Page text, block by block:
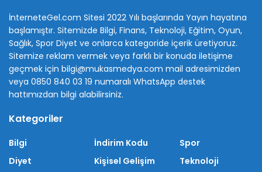
İnterneteGel.com Sitesi 2022 Yılı başlarında Yayın hayatına
başlamıştır. Sitemizde Bilgi, Finans, Teknoloji, Eğitim, Oyun,
Sağlık, Spor Diyet ve onlarca kategoride içerik üretiyoruz.
Sitemize reklam vermek veya farklı bir konuda iletişime
geçmek için bilgi@mukasmedya.com mail adresimizden
veya 0850 840 03 19 numaralı WhatsApp destek
hattımızdan bilgi alabilirsiniz.
Kategoriler
Bilgi
Diyet
İndirim Kodu
Kişisel Gelişim
Spor
Teknoloji